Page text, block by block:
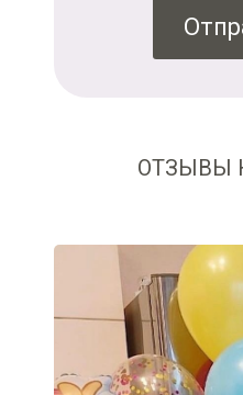
ОТЗЫВЫ